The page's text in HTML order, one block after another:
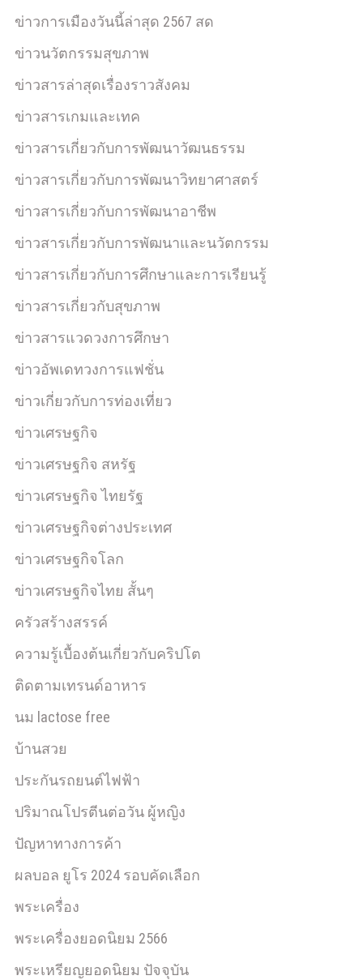
ข่าวการเมืองวันนี้ล่าสุด 2567 สด
ข่าวนวัตกรรมสุขภาพ
ข่าวสารล่าสุดเรื่องราวสังคม
ข่าวสารเกมและเทค
ข่าวสารเกี่ยวกับการพัฒนาวัฒนธรรม
ข่าวสารเกี่ยวกับการพัฒนาวิทยาศาสตร์
ข่าวสารเกี่ยวกับการพัฒนาอาชีพ
ข่าวสารเกี่ยวกับการพัฒนาและนวัตกรรม
ข่าวสารเกี่ยวกับการศึกษาและการเรียนรู้
ข่าวสารเกี่ยวกับสุขภาพ
ข่าวสารแวดวงการศึกษา
ข่าวอัพเดทวงการแฟชั่น
ข่าวเกี่ยวกับการท่องเที่ยว
ข่าวเศรษฐกิจ
ข่าวเศรษฐกิจ สหรัฐ
ข่าวเศรษฐกิจ ไทยรัฐ
ข่าวเศรษฐกิจต่างประเทศ
ข่าวเศรษฐกิจโลก
ข่าวเศรษฐกิจไทย สั้นๆ
ครัวสร้างสรรค์
ความรู้เบื้องต้นเกี่ยวกับคริปโต
ติดตามเทรนด์อาหาร
นม lactose free
บ้านสวย
ประกันรถยนต์ไฟฟ้า
ปริมาณโปรตีนต่อวัน ผู้หญิง
ปัญหาทางการค้า
ผลบอล ยูโร 2024 รอบคัดเลือก
พระเครื่อง
พระเครื่องยอดนิยม 2566
พระเหรียญยอดนิยม ปัจจุบัน